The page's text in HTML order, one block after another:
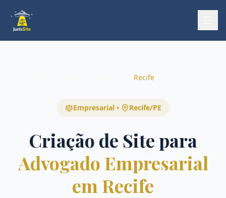
Recife
Empresarial • Recife/PE
Criação de Site para
Advogado Empresarial
em Recife